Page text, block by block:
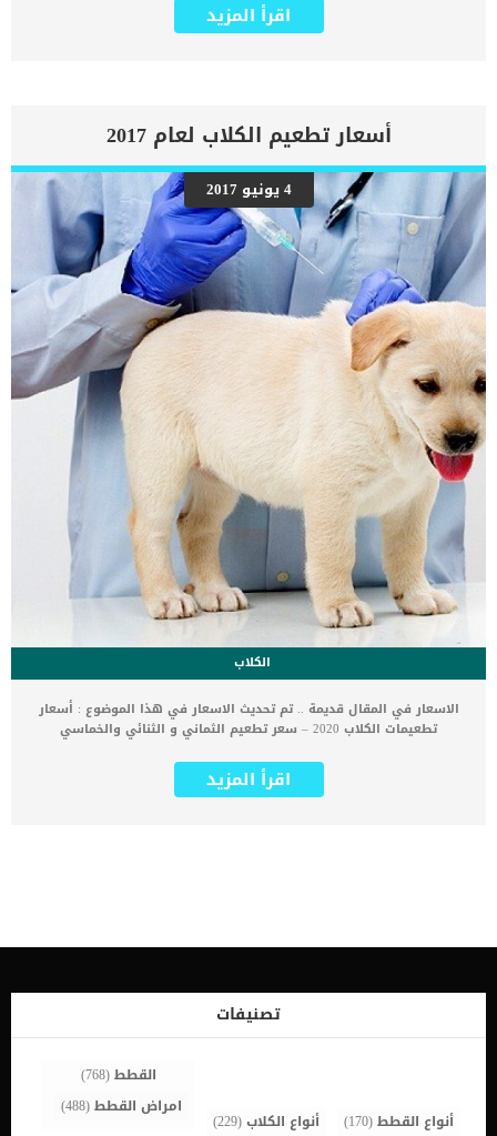
هادئ. تتواجد هذه النبتة فى العديد من البلدان وتتناسب مع اى مناخ
ومن الوارد ان تجدها وسط حديقة منزلك. بما انك تهتم بتربية الحيوانات
تناولت كمية بسيطة يمكن الا تضرها. اذا كانت قطتك تتناول كمية من
البابونج بشكل متكرر مثل ان يروق لها طعمة فتذهب يوميا الى الشرفة
لتلتقط منه قطعة فانها قد يسبب لها التسمم. تحتوى البابونج على بعض
المواد الضارة التى يستحيل على الجهاز الهضمى الخاص بالقطة هضمها
واستيعابها. حمض التانيك و الكامازولين ، و البيسابولول وبعض الزيوت
هى التى تسبب سمية البابونج للقطط. تتشابه سمية البابونج فى القطط
مع العديد من اعراض التسمم الشائعة مثل الخمول وفقدان الشهية
والقئ. اقرأ ايضا: تسمم الشيكولاتة عند القطط اعراض تسمم البابونج عند
القطط تختلف الاعراض على حسب الكمية التى تتناولها القطة […]
اقرأ المزيد
أسعار تطعيم الكلاب لعام 2017
4 يونيو 2017
الكلاب
الاسعار في المقال قديمة .. تم تحديث الاسعار في هذا الموضوع : أسعار
تطعيمات الكلاب 2020 – سعر تطعيم الثماني و الثنائي والخماسي
لآخر. يتوقف ذلك على المستوى الإجتماعي وكذلك الخدمات المقدمة من
العيادات التي توفر تطعيمات الكلاب. إذا بدأت في تربية كلب جديد فعليك
السعار القاتل كم سعر تطعيم الكلاب ؟ بعد معرفة أنواع التطعيمات
الأولى من التطعيم الثماني (التطعيم الثنائي) : يتراوح سعر التطعيم
المنطقة التي يتم التطعيم فيها وحسب كفاءة الطبيب المعالج. سعر
اقرأ المزيد
تصنيفات
أنواع القطط(170) أنواع الكلاب(229)
القطط(768)
امراض القطط(488)